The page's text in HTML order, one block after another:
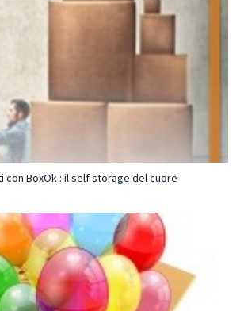
con BoxOk : il self storage del cuore